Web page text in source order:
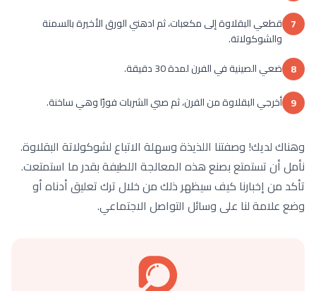
7 قطعي البقلاوة إلى مكعبات، ثم ادهني الورق الأخيرة بالسمنة
والشوكولاتة.
8 ضعي الصينية في الفرن لمدة 30 دقيقة.
9 أخرجي البقلاوة من الفرن، ثم صبي الشربات فورًا وهي ساخنة.
وهناك لديك! وصفتنا اللذيذة وسهلة الاتباع لشوكولاتة البقلاوة.
نأمل أن تستمتع بصنع هذه المعالجة اللطيفة بقدر ما استمتعت.
تأكد من إخبارنا كيف سيظهر ذلك من خلال ترك تعليق أدناه أو
وضع علامة لنا على وسائل التواصل الاجتماعي.